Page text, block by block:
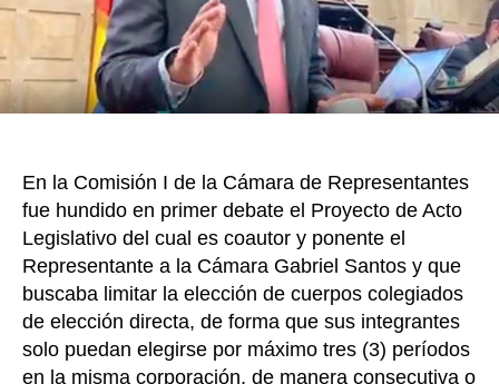
de
En la Comisión I de la Cámara de Representantes
fue hundido en primer debate el Proyecto de Acto
Legislativo del cual es coautor y ponente el
Representante a la Cámara Gabriel Santos y que
buscaba limitar la elección de cuerpos colegiados
de elección directa, de forma que sus integrantes
solo puedan elegirse por máximo tres (3) períodos
en la misma corporación, de manera consecutiva o